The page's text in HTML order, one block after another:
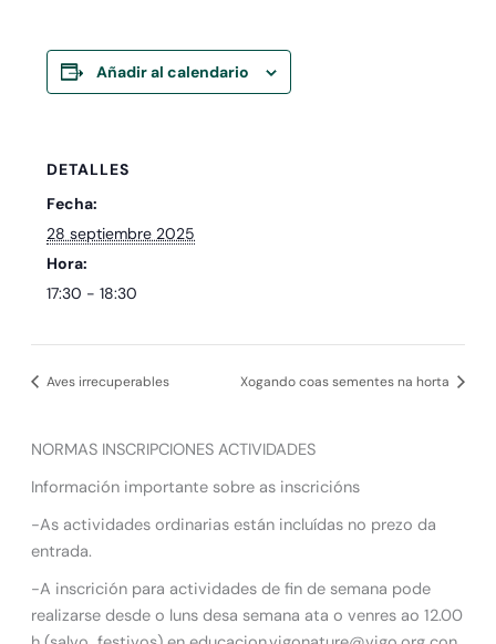
Añadir al calendario
DETALLES
Fecha:
28 septiembre 2025
Hora:
17:30 - 18:30
Aves irrecuperables Xogando coas sementes na horta
NORMAS INSCRIPCIONES ACTIVIDADES
Información importante sobre as inscricións
-As actividades ordinarias están incluídas no prezo da
entrada.
-A inscrición para actividades de fin de semana pode
realizarse desde o luns desa semana ata o venres ao 12.00